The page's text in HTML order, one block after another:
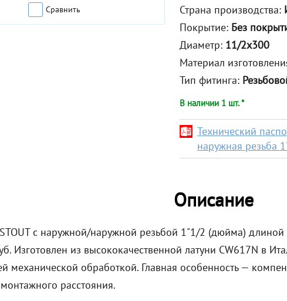
Сравнить
Страна производства:
Покрытие: Без
Диаметр: 11/2x300
Материал
Тип фитинга:
В наличии 1 шт. *
Технический
наружная резьба
Описание
с наружной/наружной резьбой 1"1/2 (дюйма)
Изготовлен из высококачественной латуни CW617N в
механической обработкой. Главная особенность —
расстояния.